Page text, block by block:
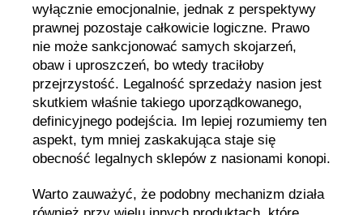
wyłącznie emocjonalnie, jednak z perspektywy
prawnej pozostaje całkowicie logiczne. Prawo
nie może sankcjonować samych skojarzeń,
obaw i uproszczeń, bo wtedy traciłoby
przejrzystość. Legalność sprzedaży nasion jest
skutkiem właśnie takiego uporządkowanego,
definicyjnego podejścia. Im lepiej rozumiemy ten
aspekt, tym mniej zaskakująca staje się
obecność legalnych sklepów z nasionami konopi.
Warto zauważyć, że podobny mechanizm działa